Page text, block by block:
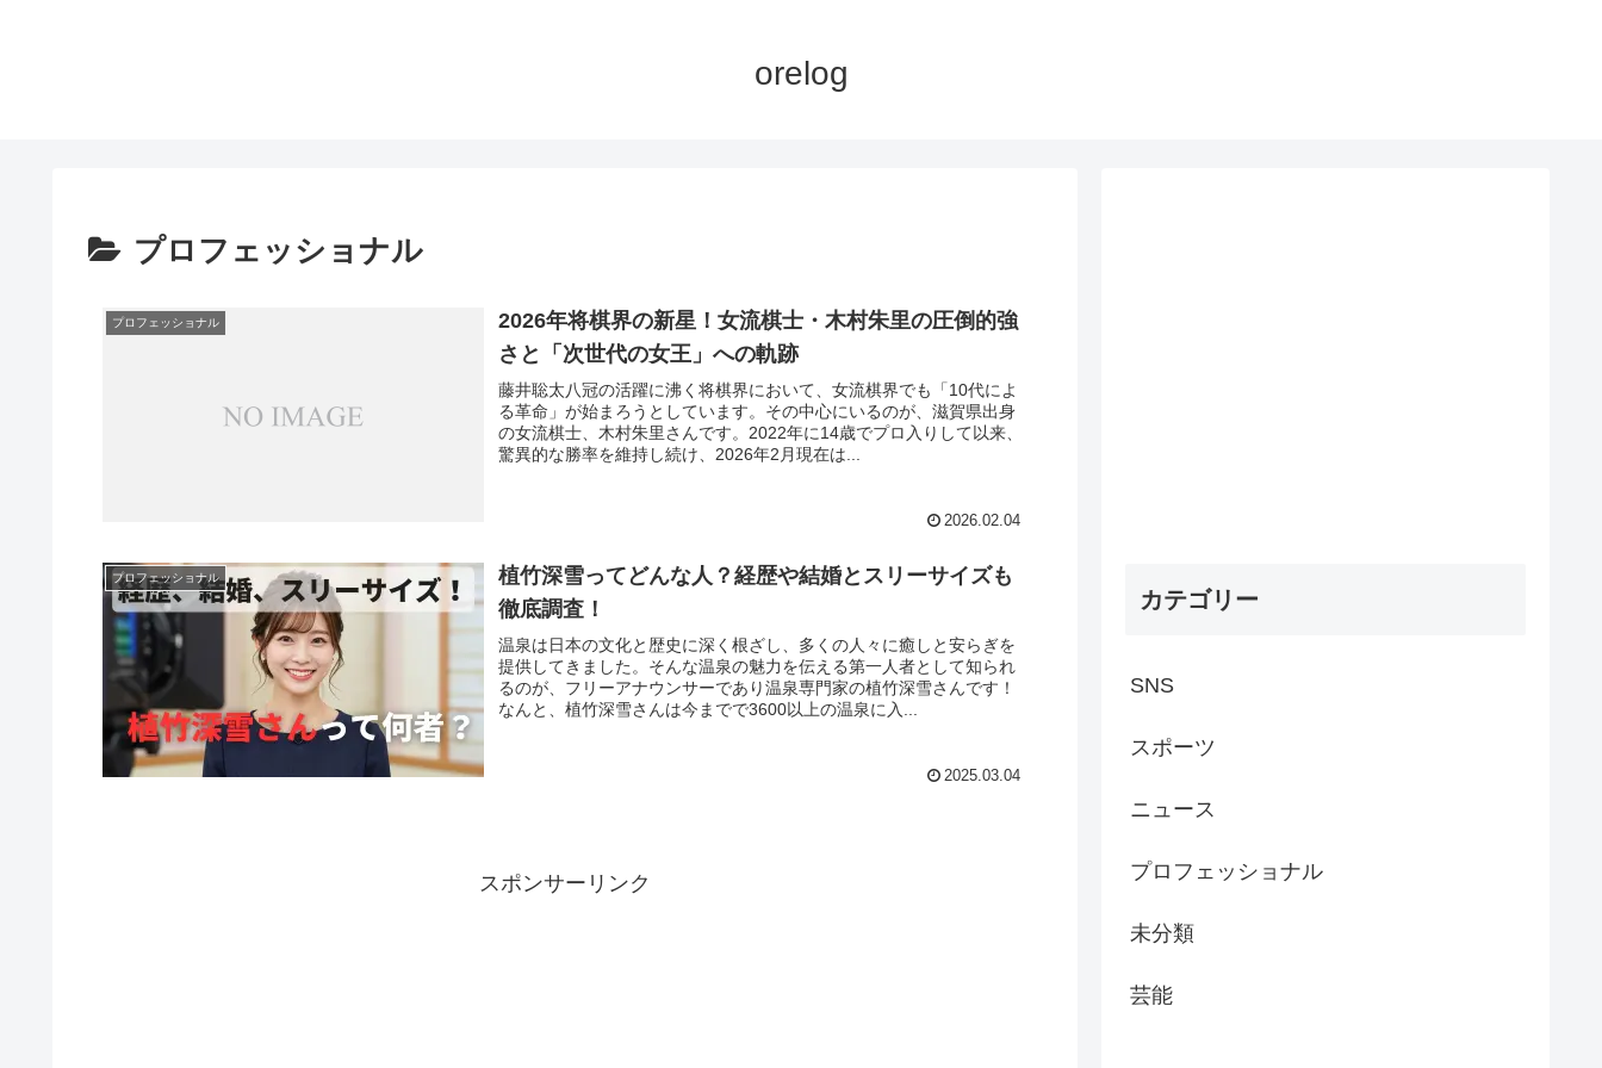
orelog
プロフェッショナル
プロフェッショナル
2026年将棋界の新星！女流棋士・木村朱里の圧倒的強
さと「次世代の女王」への軌跡
藤井聡太八冠の活躍に沸く将棋界において、女流棋界でも「10代によ
る革命」が始まろうとしています。その中心にいるのが、滋賀県出身
の女流棋士、木村朱里さんです。2022年に14歳でプロ入りして以来、
驚異的な勝率を維持し続け、2026年2月現在は...
2026.02.04
プロフェッショナル
植竹深雪ってどんな人？経歴や結婚とスリーサイズも
徹底調査！
温泉は日本の文化と歴史に深く根ざし、多くの人々に癒しと安らぎを
提供してきました。​そんな温泉の魅力を伝える第一人者として知られ
るのが、フリーアナウンサーであり温泉専門家の植竹深雪さんです！
なんと、植竹深雪さんは今までで3600以上の温泉に入...
2025.03.04
スポンサーリンク
カテゴリー
SNS
スポーツ
ニュース
プロフェッショナル
未分類
芸能